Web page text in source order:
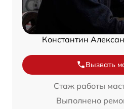
Константин
Вызвать
Стаж работы
Выполнено